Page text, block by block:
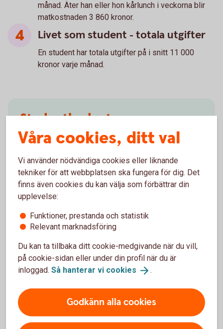
månad. Äter han eller hon kårlunch i veckorna blir
matkostnaden 3 860 kronor.
Livet som student - totala utgifter
En student har totala utgifter på i snitt 11 000
kronor varje månad.
Studentbudget
Livet som student är ofta knapert, det går inte att
Hushållens ekonomi –student
Studielån och bidrag
terminer du har, dels på om du har övriga inkomster.
Studielån ochstudiebidrag
Våra cookies, ditt val
Vi använder nödvändiga cookies eller liknande
tekniker för att webbplatsen ska fungera för dig. Det
finns även cookies du kan välja som förbättrar din
upplevelse:
Funktioner, prestanda och statistik
Relevant marknadsföring
Du kan ta tillbaka ditt cookie-medgivande när du vill,
på cookie-sidan eller under din profil när du är
inloggad. Så hanterar vi cookies .
Godkänn alla cookies